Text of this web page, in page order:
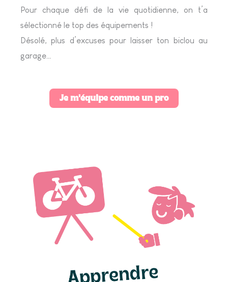
Pour chaque défi de la vie quotidienne, on t’a
sélectionné le top des équipements !
Désolé, plus d’excuses pour laisser ton biclou au
garage…
Je m'équipe comme un pro